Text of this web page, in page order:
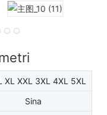
XL XXL 3XL 4XL 5XL
Sina